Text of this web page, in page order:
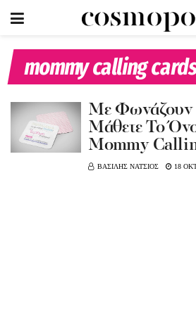
mommy calling
Με Φωνάζουν
Μάθετε Το
Μommy
ΒΑΣΙΛΗΣ ΝΑΤΣΙΟΣ 18